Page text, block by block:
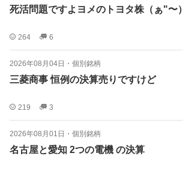
死活問題ですよヨメのトヨタ株（ぁ"〜）
264 6
2026年08月04日 ・ 個別銘柄
三菱商事 恒例の決算売りですけど
219 3
2026年08月01日 ・ 個別銘柄
名古屋と愛知 2つの電機 の決算